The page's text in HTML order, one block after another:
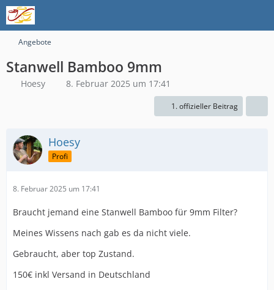
Angebote
Stanwell Bamboo 9mm
Hoesy 8. Februar 2025 um 17:41
1. offizieller Beitrag
Hoesy
Profi
8. Februar 2025 um 17:41
Braucht jemand eine Stanwell Bamboo für 9mm Filter?
Meines Wissens nach gab es da nicht viele.
Gebraucht, aber top Zustand.
150€ inkl Versand in Deutschland